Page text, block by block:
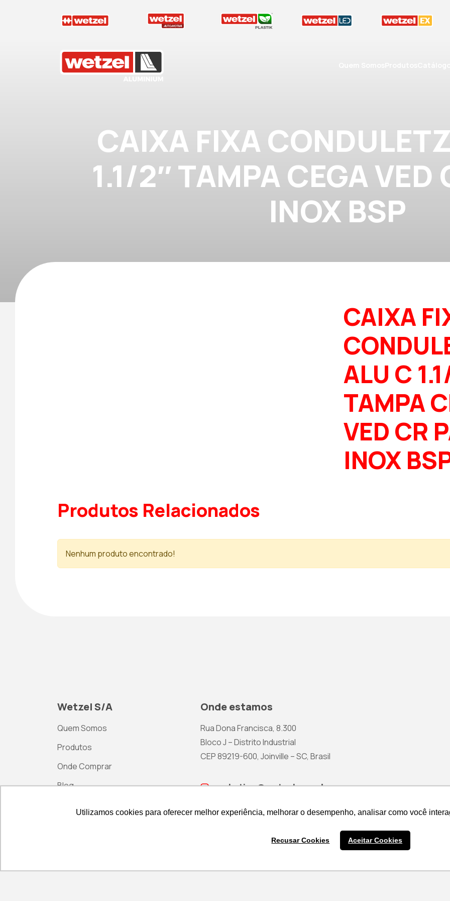
Utilizamos cookies para oferecer melhor experiência, melhorar o desempenho, analisar como você
Recusar Cookies Aceitar Cookies
Utilizamos cookies para oferecer melhor experiência, melhorar o desempenho, analisar como você
Recusar Cookies Aceitar Cookies
CAIXA FIXA
1.1/2″ TAMPA CEGA VED
INOX BSP
CAIXA
ALU C
TAMPA
VED CR
INOX
Produtos Relacionados
Nenhum produto encontrado!
Wetzel S/A
Quem Somos
Produtos
Onde Comprar
Blog
Onde estamos
Rua Dona Francisca, 8.300
Bloco J – Distrito Industrial
CEP 89219-600, Joinville – SC, Brasil
marketing@wetzel.com.br